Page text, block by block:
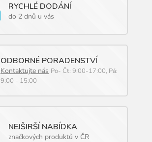
ý
p
s
u
RYCHLÉ DODÁNÍ
do 2 dnů u vás
ODBORNÉ PORADENSTVÍ
Kontaktujte nás Po- Čt: 9:00-17:00, Pá:
9:00 - 15:00
NEJŠIRŠÍ NABÍDKA
značkových produktů v ČR